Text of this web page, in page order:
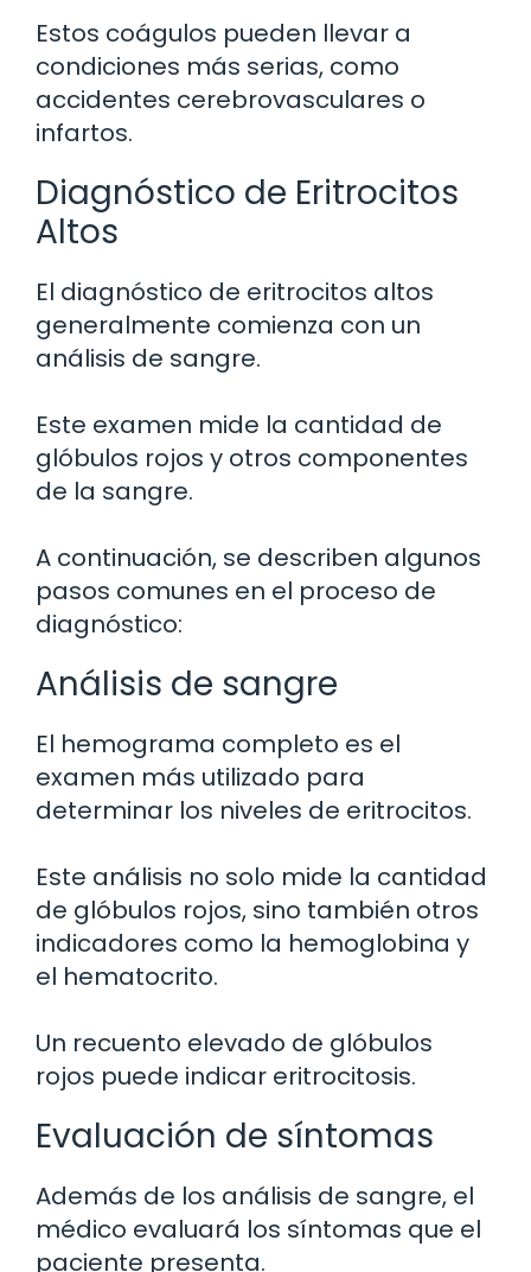
Estos coágulos pueden llevar a
condiciones más serias, como
accidentes cerebrovasculares o
infartos.
Diagnóstico de Eritrocitos
Altos
El diagnóstico de eritrocitos altos
generalmente comienza con un
análisis de sangre.
Este examen mide la cantidad de
glóbulos rojos y otros componentes
de la sangre.
A continuación, se describen algunos
pasos comunes en el proceso de
diagnóstico:
Análisis de sangre
El hemograma completo es el
examen más utilizado para
determinar los niveles de eritrocitos.
Este análisis no solo mide la cantidad
de glóbulos rojos, sino también otros
indicadores como la hemoglobina y
el hematocrito.
Un recuento elevado de glóbulos
rojos puede indicar eritrocitosis.
Evaluación de síntomas
Además de los análisis de sangre, el
médico evaluará los síntomas que el
paciente presenta.